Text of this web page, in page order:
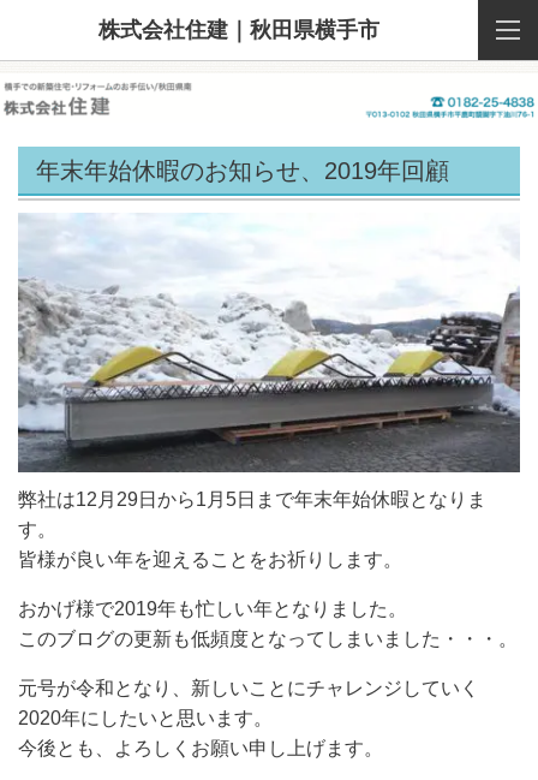
株式会社住建｜秋田県横手市
年末年始休暇のお知らせ、2019年回顧
弊社は12月29日から1月5日まで年末年始休暇となりま
す。
皆様が良い年を迎えることをお祈りします。
おかげ様で2019年も忙しい年となりました。
このブログの更新も低頻度となってしまいました・・・。
元号が令和となり、新しいことにチャレンジしていく
2020年にしたいと思います。
今後とも、よろしくお願い申し上げます。